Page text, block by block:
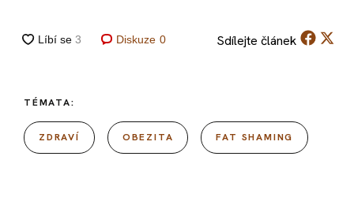
Diskuze 0 Sdílejte článek
TÉMATA:
ZDRAVÍ OBEZITA FAT SHAMING